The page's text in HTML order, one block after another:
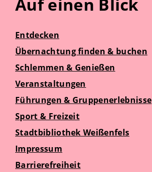
Auf einen Blick
Entdecken
Übernachtung finden & buchen
Schlemmen & Genießen
Veranstaltungen
Führungen & Gruppenerlebnisse
Sport & Freizeit
Stadtbibliothek Weißenfels
Impressum
Barrierefreiheit